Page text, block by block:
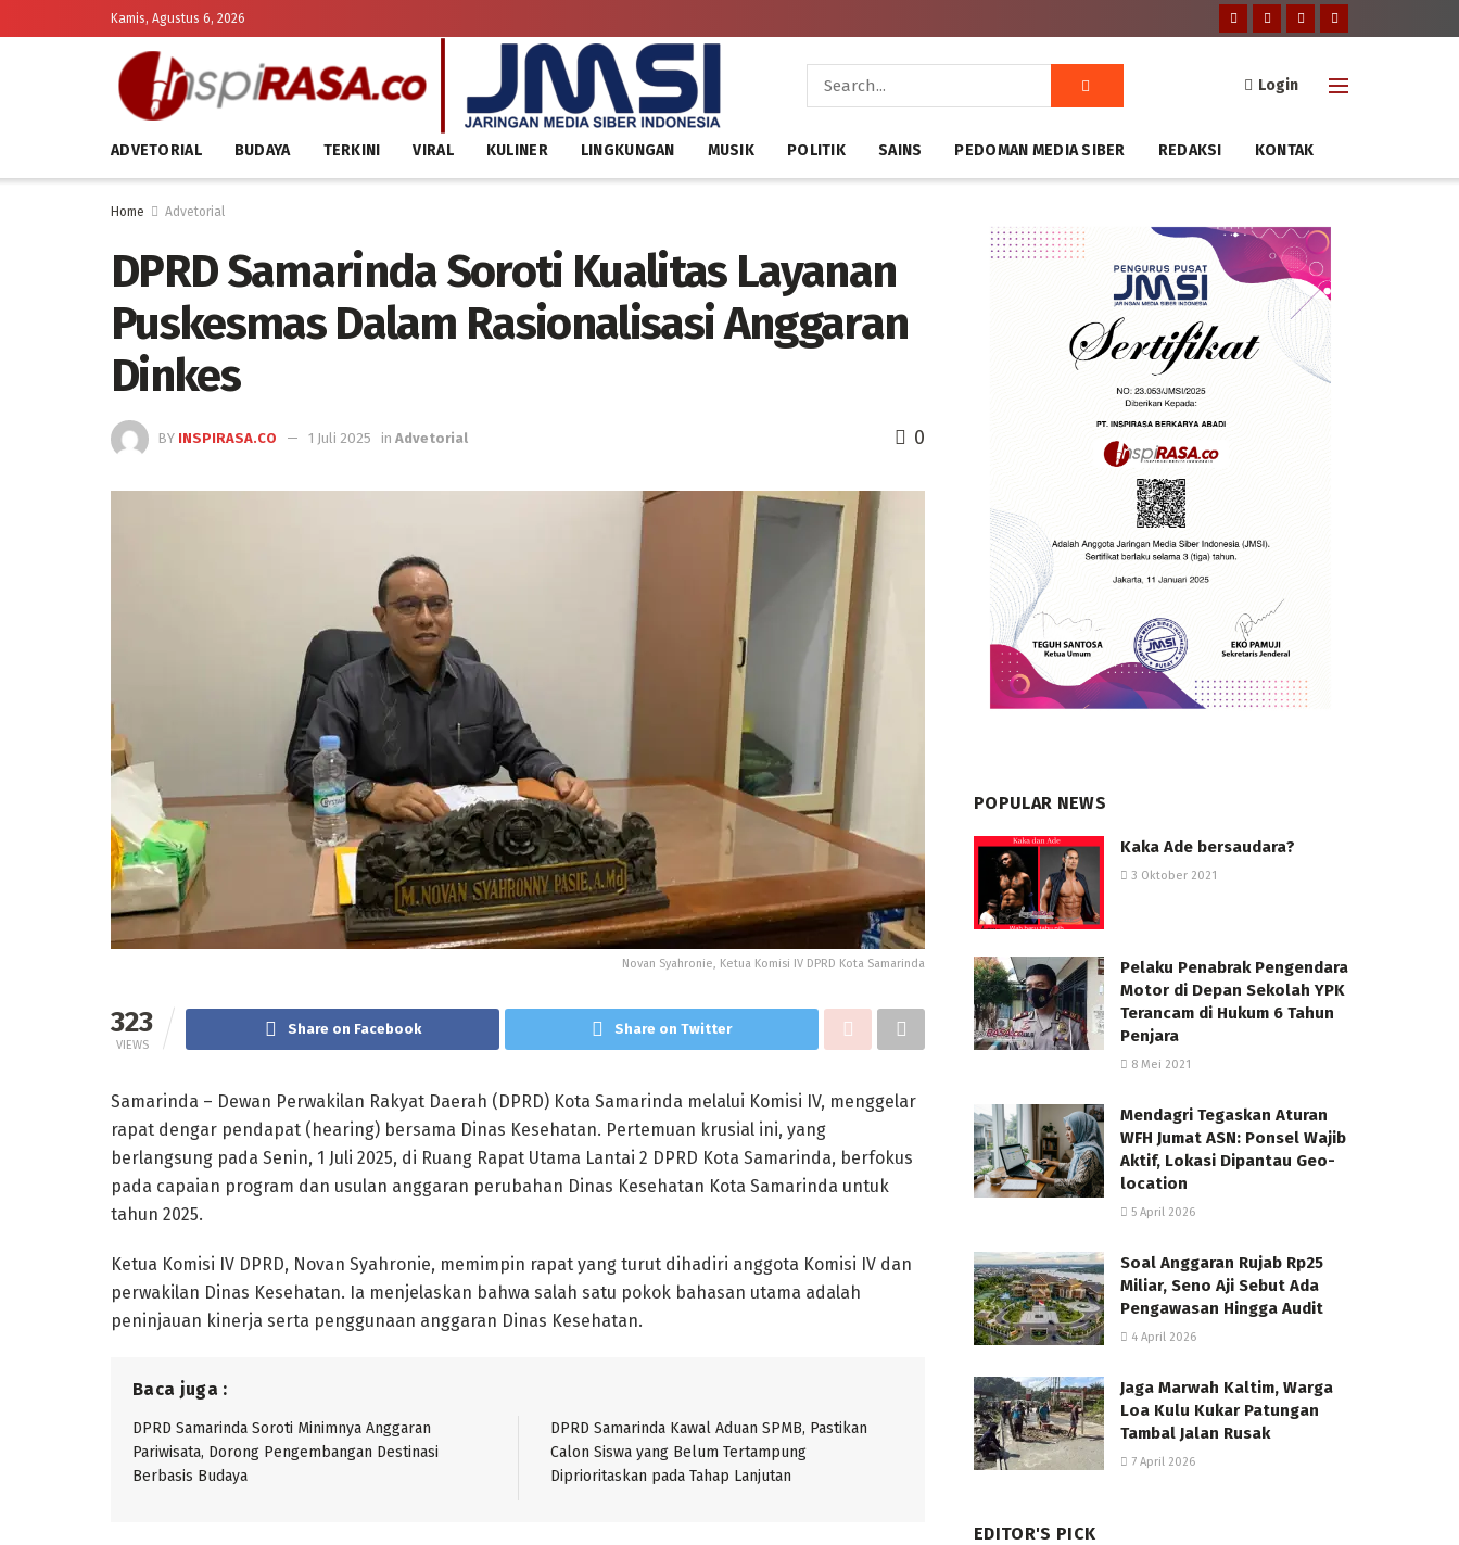
Kamis, Agustus 6, 2026
Login
ADVETORIAL BUDAYA TERKINI VIRAL KULINER LINGKUNGAN MUSIK POLITIK SAINS PEDOMAN MEDIA SIBER REDAKSI KONTAK
Home Advetorial
DPRD Samarinda Soroti Kualitas Layanan
Puskesmas Dalam Rasionalisasi Anggaran
Dinkes
BY INSPIRASA.CO 1 Juli 2025 in Advetorial 0
Novan Syahronie, Ketua Komisi IV DPRD Kota Samarinda
323
VIEWS
Share on Facebook Share on Twitter
Samarinda – Dewan Perwakilan Rakyat Daerah (DPRD) Kota Samarinda melalui Komisi IV, menggelar
rapat dengar pendapat (hearing) bersama Dinas Kesehatan. Pertemuan krusial ini, yang
berlangsung pada Senin, 1 Juli 2025, di Ruang Rapat Utama Lantai 2 DPRD Kota Samarinda, berfokus
pada capaian program dan usulan anggaran perubahan Dinas Kesehatan Kota Samarinda untuk
tahun 2025.
Ketua Komisi IV DPRD, Novan Syahronie, memimpin rapat yang turut dihadiri anggota Komisi IV dan
perwakilan Dinas Kesehatan. Ia menjelaskan bahwa salah satu pokok bahasan utama adalah
peninjauan kinerja serta penggunaan anggaran Dinas Kesehatan.
Baca juga :
DPRD Samarinda Soroti Minimnya Anggaran
Pariwisata, Dorong Pengembangan Destinasi
Berbasis Budaya
DPRD Samarinda Kawal Aduan SPMB, Pastikan
Calon Siswa yang Belum Tertampung
Diprioritaskan pada Tahap Lanjutan
POPULAR NEWS
Kaka Ade bersaudara?
3 Oktober 2021
Pelaku Penabrak Pengendara
Motor di Depan Sekolah YPK
Terancam di Hukum 6 Tahun
Penjara
8 Mei 2021
Mendagri Tegaskan Aturan
WFH Jumat ASN: Ponsel Wajib
Aktif, Lokasi Dipantau Geo-
location
5 April 2026
Soal Anggaran Rujab Rp25
Miliar, Seno Aji Sebut Ada
Pengawasan Hingga Audit
4 April 2026
Jaga Marwah Kaltim, Warga
Loa Kulu Kukar Patungan
Tambal Jalan Rusak
7 April 2026
EDITOR'S PICK